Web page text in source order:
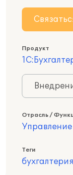
Продукт
Отрасль /
Теги
бухгалтерия